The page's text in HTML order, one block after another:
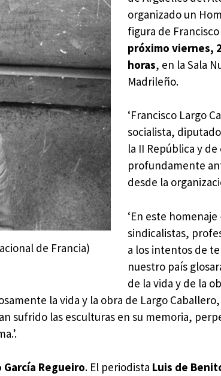
de Francia)
organizado un
figura de
próximo viernes,
horas, en la Sala
Madrileño.
‘Francisco Largo
socialista,
la II República y
profundamente
desde la
‘En este
sindicalistas,
a los intentos de
nuestro país
de la vida y de la
la vida y la obra de Largo
sufrido las esculturas en su memoria,
Regueiro. El periodista Luis de